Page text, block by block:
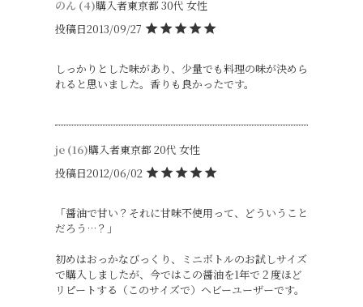
のん 4 購入者東京都30代 女性
投稿日2013/09/27
しっかりとした味があり、少量でも料理の味が決めら
れると思いました。香りも良かったです。
je 16 購入者東京都20代 女性
投稿日2012/06/02
「醤油で甘い？それに甘味不使用って、どういうこと
だろう…？」
初めはおっかなびっくり、ミニボトルのお試しサイズ
で購入しましたが、今ではこの醤油を1年で２度ほど
リピートする（このサイズで）ヘビーユーザーです。